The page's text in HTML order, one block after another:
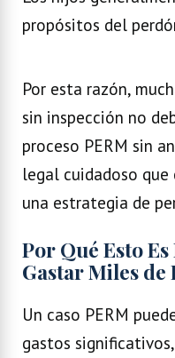
propósitos del
Por esta razón,
sin inspección no
proceso PERM sin
legal cuidadoso
una estrategia de
Por Qué Esto
Gastar Miles de
Un caso PERM
gastos